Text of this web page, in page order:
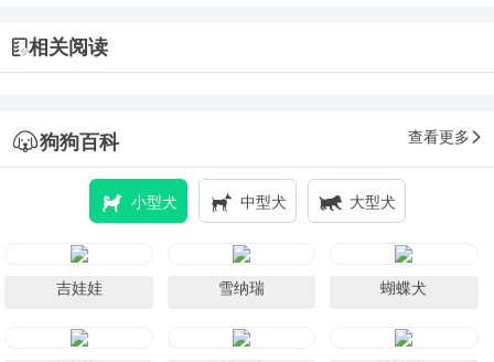
相关阅读
狗狗百科 查看更多
小型犬 中型犬 大型犬
吉娃娃 雪纳瑞 蝴蝶犬